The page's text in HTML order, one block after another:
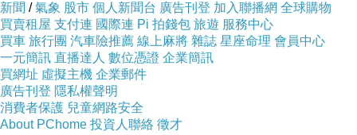
豬肉A套餐（380g）：松坂豬
都是使用台灣溫體豬，每一樣都非常新鮮，完全沒有豬腥
味
新聞 /氣象 股市 個人新聞台 廣告刊登 加入聯播網 全球購物
買賣租屋 支付連 國際連 Pi 拍錢包 旅遊 服務中心
買車 旅行團 汽車險推薦 線上麻將 雜誌 星座命理 會員中心
一元簡訊 直播達人 數位憑證 企業簡訊
買網址 虛擬主機 企業郵件
廣告刊登 隱私權聲明
消費者保護 兒童網路安全
About PChome 投資人聯絡 徵才